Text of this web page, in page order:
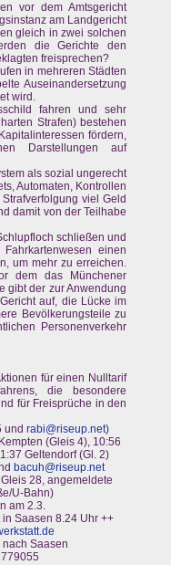
vor dem Amtsgericht
am Landgericht
gleich in zwei solchen
die Gerichte den
freisprechen?
in mehreren Städten
Auseinandersetzung
wird.
fahren und sehr
Strafen) bestehen
fördern,
Darstellungen auf
als sozial ungerecht
Automaten, Kontrollen
viel Geld
damit von der Teilhabe
schließen und
einen
um mehr zu erreichen.
dem das Münchener
gibt der zur Anwendung
auf, die Lücke im
Bevölkerungsteile zu
Personenverkehr
für einen Nulltarif
die besondere
für Freisprüche in den
und rabi@riseup.net)
(Gleis 4), 10:56
Geltendorf (Gl. 2)
bacuh@riseup.net
28, angemeldete
U-Bahn)
am 2.3.
Saasen 8.24 Uhr ++
Saasen